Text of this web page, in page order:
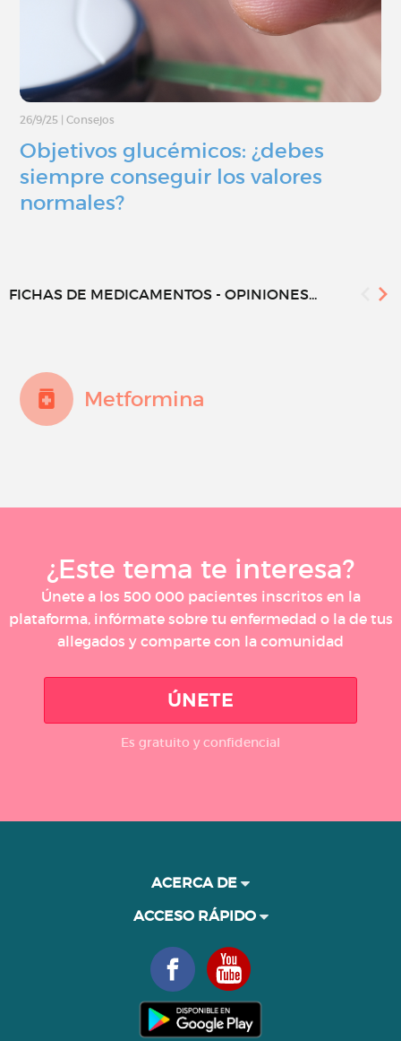
26/9/25 Consejos
Objetivos glucémicos: ¿debes
siempre conseguir los valores
normales?
FICHAS DE MEDICAMENTOS - OPINIONES...
Metformina
¿Este tema te interesa?
Únete a los 500 000 pacientes inscritos en la
plataforma, infórmate sobre tu enfermedad o la de tus
allegados y comparte con la comunidad
ÚNETE
Es gratuito y confidencial
ACERCA DE
ACCESO RÁPIDO